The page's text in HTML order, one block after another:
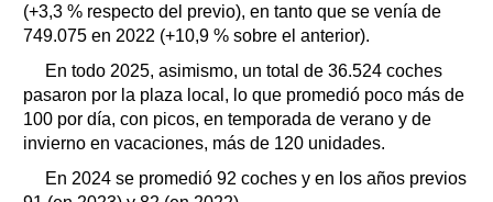
(+3,3 % respecto del previo), en tanto que se venía de
749.075 en 2022 (+10,9 % sobre el anterior).
En todo 2025, asimismo, un total de 36.524 coches
pasaron por la plaza local, lo que promedió poco más de
100 por día, con picos, en temporada de verano y de
invierno en vacaciones, más de 120 unidades.
En 2024 se promedió 92 coches y en los años previos